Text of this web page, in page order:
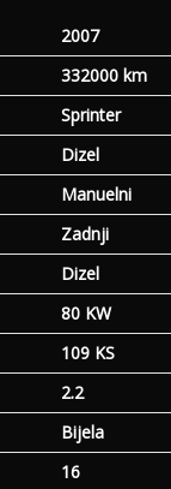
2007
332000 km
Sprinter
Dizel
Manuelni
Zadnji
Dizel
80 KW
109 KS
2.2
Bijela
16